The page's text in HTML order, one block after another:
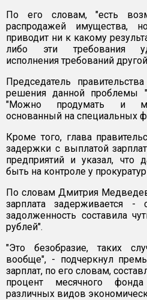
По его словам, "есть
распродажей имущества,
приводит ни к какому
либо эти требования
исполнения требований
Председатель
решения данной проблемы
"Можно продумать и
основанный на специальных
Кроме того, глава
задержки с выплатой
предприятий и указал, что
быть на контроле у
По словам Дмитрия
зарплата задерживается -
задолженность составила
рублей".
"Это безобразие, таких
вообще", - подчеркнул
зарплат, по его словам,
процент месячного
различных видов